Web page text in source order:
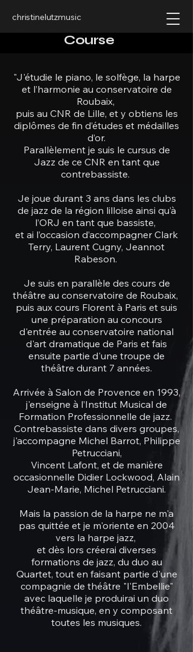
christinelutzmusic
Course
"J'étudie le piano, le solfège, la harpe
et l’harmonie au conservatoire de
Roubaix,
puis au CNR de Lille, et y obtiens les
diplômes de fin d’études et médailles
d’or.
Parallèlement je suis le cursus de
Jazz de ce CNR en tant que
contrebassiste.
Je joue durant 3 ans dans les clubs
de jazz de la région lilloise ainsi qu’à
l’ORJ en tant que bassiste,
et ai l’occasion d’accompagner Clark
Terry, Laurent Cugny, Jeannot
Rabeson.
Je suis en parallèle des cours de
théâtre au conservatoire de Roubaix,
puis aux cours Florent à Paris et suis
une préparation au concours
d'entrée au conservatoire national
d'art dramatique de Paris et fais
ensuite partie d'une troupe de
théâtre durant 7 années.
Arrivée à Salon de Provence en 1993,
j'enseigne à l’Institut Musical de
Formation Professionnelle de jazz.
Contrebassiste dans divers groupes,
j'accompagne Michel Barrot, Philippe
Petrucciani,
Vincent Lafont, et de manière
occasionnelle Didier Lockwood, Alain
Jean-Marie, Michel Petrucciani.
Mais la passion de la harpe ne m'a
pas quittée et je m'oriente en 2004
vers la harpe jazz,
et dès lors créerai diverses
formations de jazz, du duo au
Quartet, tout en faisant partie d'une
compagnie de théâtre "l'Embellie"
avec laquelle je produirai un duo
théâtre-musique, en y composant
toutes les musiques.